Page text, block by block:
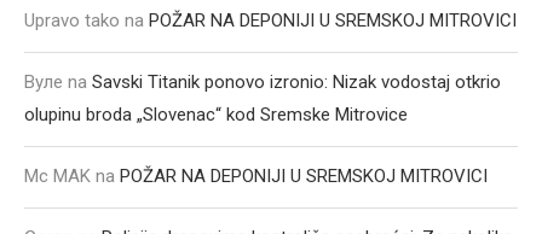
Upravo tako na POŽAR NA DEPONIJI U SREMSKOJ MITROVICI
Вуле na Savski Titanik ponovo izronio: Nizak vodostaj otkrio
olupinu broda „Slovenac“ kod Sremske Mitrovice
Mc MAK na POŽAR NA DEPONIJI U SREMSKOJ MITROVICI